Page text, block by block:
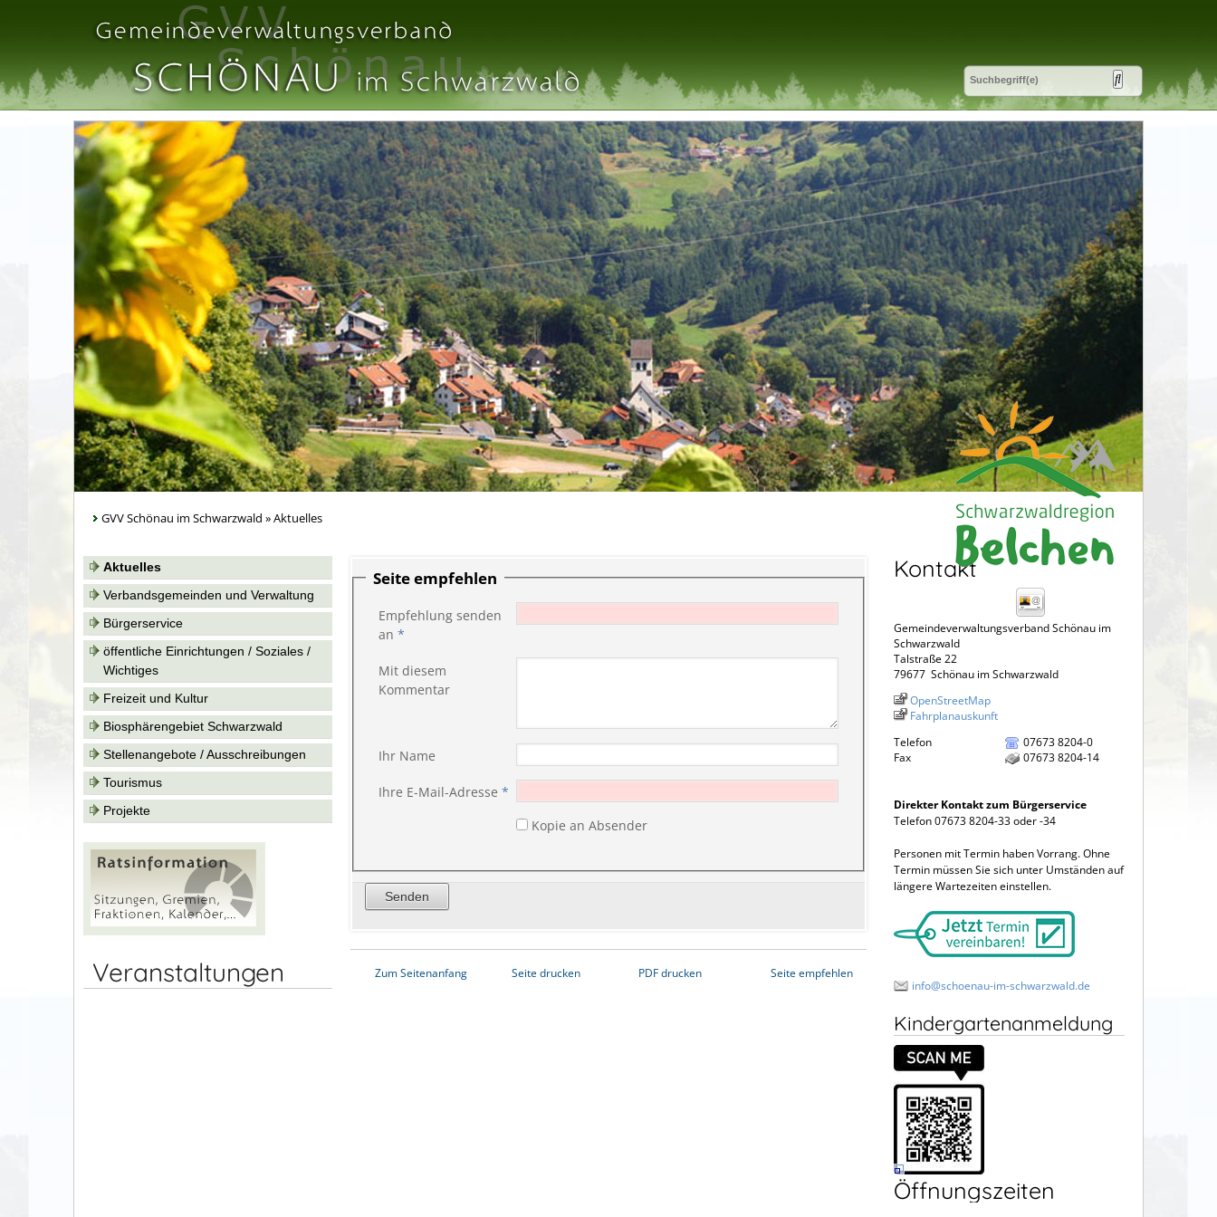
GVV Schönau im Schwarzwald »Aktuelles
Aktuelles
Verbandsgemeinden und Verwaltung
Bürgerservice
öffentliche Einrichtungen / Soziales /
Wichtiges
Freizeit und Kultur
Biosphärengebiet Schwarzwald
Stellenangebote / Ausschreibungen
Tourismus
Projekte
Veranstaltungen
Seite empfehlen
Empfehlung senden
an *
Mit diesem
Kommentar
Ihr Name
Ihre E-Mail-Adresse *
Kopie an Absender
Zum Seitenanfang Seite drucken PDF drucken Seite empfehlen
Kontakt
Gemeindeverwaltungsverband Schönau im
Schwarzwald
Talstraße 22
79677 Schönau im Schwarzwald
OpenStreetMap
Fahrplanauskunft
Telefon
07673 8204-0
Fax
07673 8204-14
Direkter Kontakt zum Bürgerservice
Telefon 07673 8204-33 oder -34
Personen mit Termin haben Vorrang. Ohne
Termin müssen Sie sich unter Umständen auf
längere Wartezeiten einstellen.
info@schoenau-im-schwarzwald.de
Kindergartenanmeldung
Öffnungszeiten